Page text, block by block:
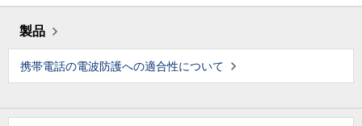
製品
携帯電話の電波防護への適合性について